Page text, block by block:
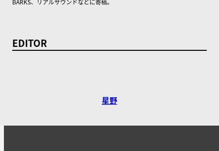
EDITOR
星野